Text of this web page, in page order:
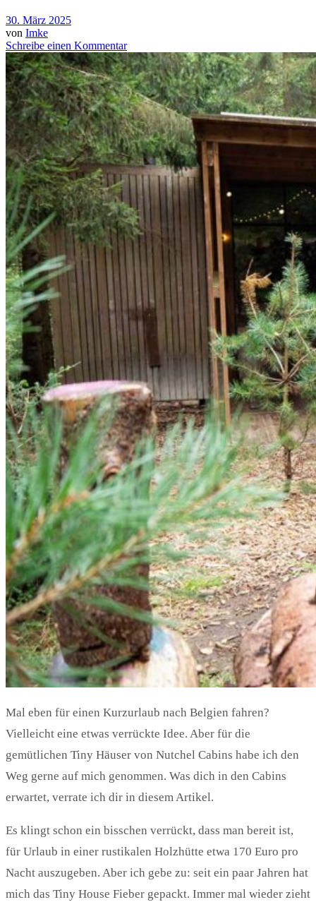
30. März 2025
von Imke
Schreibe einen Kommentar
Mal eben für einen Kurzurlaub nach Belgien fahren?
Vielleicht eine etwas verrückte Idee. Aber für die
gemütlichen Tiny Häuser von Nutchel Cabins habe ich den
Weg gerne auf mich genommen. Was dich in den Cabins
erwartet, verrate ich dir in diesem Artikel.
Es klingt schon ein bisschen verrückt, dass man bereit ist,
für Urlaub in einer rustikalen Holzhütte etwa 170 Euro pro
Nacht auszugeben. Aber ich gebe zu: seit ein paar Jahren hat
mich das Tiny House Fieber gepackt. Immer mal wieder zieht